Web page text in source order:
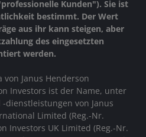
Kunden"). Sie ist
bestimmt. Der Wert
aus ihr kann steigen, aber
des eingesetzten
werden.
von Janus Henderson
Investors ist der Name, unter
dienstleistungen von Janus
Limited (Reg.-Nr.
Investors UK Limited (Reg.-Nr.